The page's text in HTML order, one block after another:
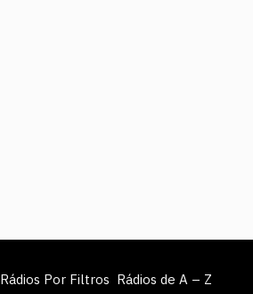
Rádios Por Filtros Rádios de A – Z